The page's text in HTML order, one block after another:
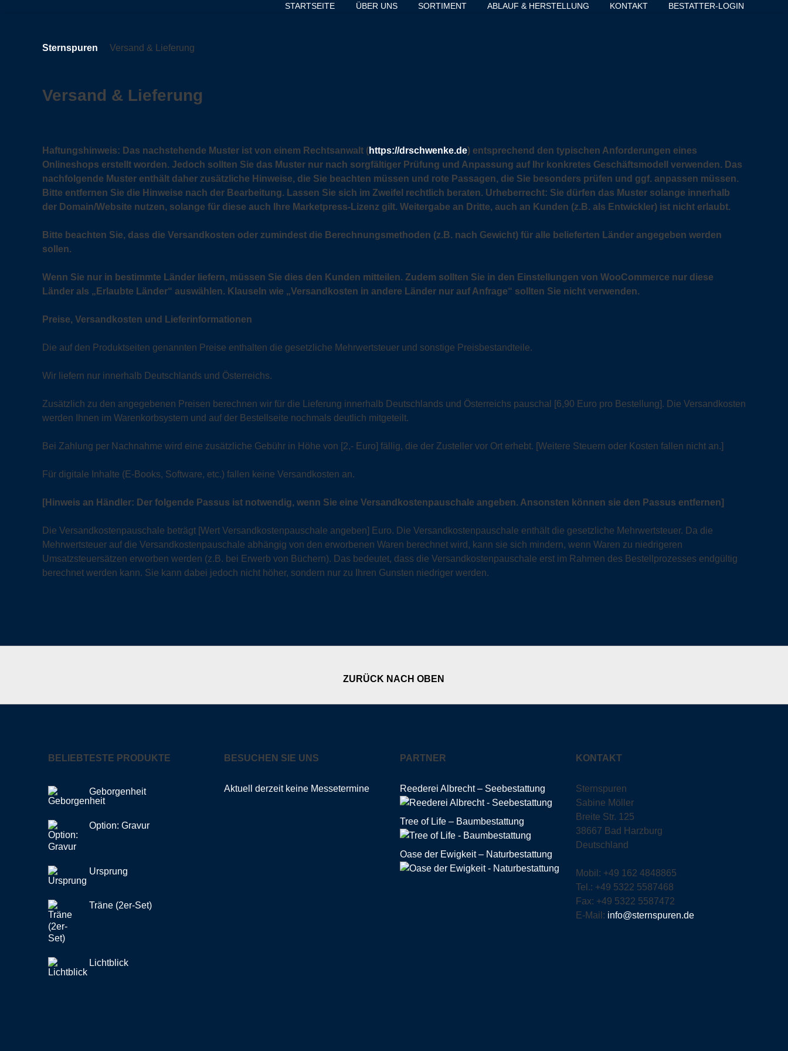
STARTSEITE ÜBER UNS SORTIMENT ABLAUF & HERSTELLUNG KONTAKT BESTATTER-LOGIN
Sternspuren Versand & Lieferung
Versand & Lieferung
Haftungshinweis: Das nachstehende Muster ist von einem Rechtsanwalt (https://drschwenke.de) entsprechend den typischen Anforderungen eines
Onlineshops erstellt worden. Jedoch sollten Sie das Muster nur nach sorgfältiger Prüfung und Anpassung auf Ihr konkretes Geschäftsmodell verwenden. Das
nachfolgende Muster enthält daher zusätzliche Hinweise, die Sie beachten müssen und rote Passagen, die Sie besonders prüfen und ggf. anpassen müssen.
Bitte entfernen Sie die Hinweise nach der Bearbeitung. Lassen Sie sich im Zweifel rechtlich beraten. Urheberrecht: Sie dürfen das Muster solange innerhalb
der Domain/Website nutzen, solange für diese auch Ihre Marketpress-Lizenz gilt. Weitergabe an Dritte, auch an Kunden (z.B. als Entwickler) ist nicht erlaubt.
Bitte beachten Sie, dass die Versandkosten oder zumindest die Berechnungsmethoden (z.B. nach Gewicht) für alle belieferten Länder angegeben werden
sollen.
Wenn Sie nur in bestimmte Länder liefern, müssen Sie dies den Kunden mitteilen. Zudem sollten Sie in den Einstellungen von WooCommerce nur diese
Länder als „Erlaubte Länder“ auswählen. Klauseln wie „Versandkosten in andere Länder nur auf Anfrage“ sollten Sie nicht verwenden.
Preise, Versandkosten und Lieferinformationen
Die auf den Produktseiten genannten Preise enthalten die gesetzliche Mehrwertsteuer und sonstige Preisbestandteile.
Wir liefern nur innerhalb Deutschlands und Österreichs.
Zusätzlich zu den angegebenen Preisen berechnen wir für die Lieferung innerhalb Deutschlands und Österreichs pauschal [6,90 Euro pro Bestellung]. Die Versandkosten
werden Ihnen im Warenkorbsystem und auf der Bestellseite nochmals deutlich mitgeteilt.
Bei Zahlung per Nachnahme wird eine zusätzliche Gebühr in Höhe von [2,- Euro] fällig, die der Zusteller vor Ort erhebt. [Weitere Steuern oder Kosten fallen nicht an.]
Für digitale Inhalte (E-Books, Software, etc.) fallen keine Versandkosten an.
[Hinweis an Händler: Der folgende Passus ist notwendig, wenn Sie eine Versandkostenpauschale angeben. Ansonsten können sie den Passus entfernen]
Die Versandkostenpauschale beträgt [Wert Versandkostenpauschale angeben] Euro. Die Versandkostenpauschale enthält die gesetzliche Mehrwertsteuer. Da die
Mehrwertsteuer auf die Versandkostenpauschale abhängig von den erworbenen Waren berechnet wird, kann sie sich mindern, wenn Waren zu niedrigeren
Umsatzsteuersätzen erworben werden (z.B. bei Erwerb von Büchern). Das bedeutet, dass die Versandkostenpauschale erst im Rahmen des Bestellprozesses endgültig
berechnet werden kann. Sie kann dabei jedoch nicht höher, sondern nur zu Ihren Gunsten niedriger werden.
ZURÜCK NACH OBEN
BELIEBTESTE PRODUKTE
Geborgenheit
Option: Gravur
Ursprung
Träne (2er-Set)
Lichtblick
BESUCHEN SIE UNS
Aktuell derzeit keine Messetermine
PARTNER
Reederei Albrecht – Seebestattung
Tree of Life – Baumbestattung
Oase der Ewigkeit – Naturbestattung
KONTAKT
Sternspuren
Sabine Möller
Breite Str. 125
38667 Bad Harzburg
Deutschland
Mobil: +49 162 4848865
Tel.: +49 5322 5587468
Fax: +49 5322 5587472
E-Mail: info@sternspuren.de